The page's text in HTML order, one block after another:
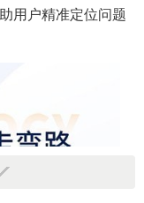
用户精准定位问题